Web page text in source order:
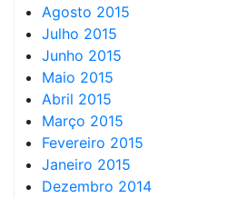
Agosto 2015
Julho 2015
Junho 2015
Maio 2015
Abril 2015
Março 2015
Fevereiro 2015
Janeiro 2015
Dezembro 2014